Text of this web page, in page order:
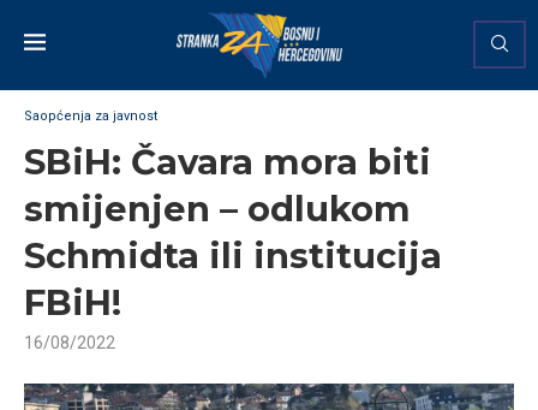
Saopćenja za javnost
SBiH: Čavara mora biti
smijenjen – odlukom
Schmidta ili institucija
FBiH!
16/08/2022